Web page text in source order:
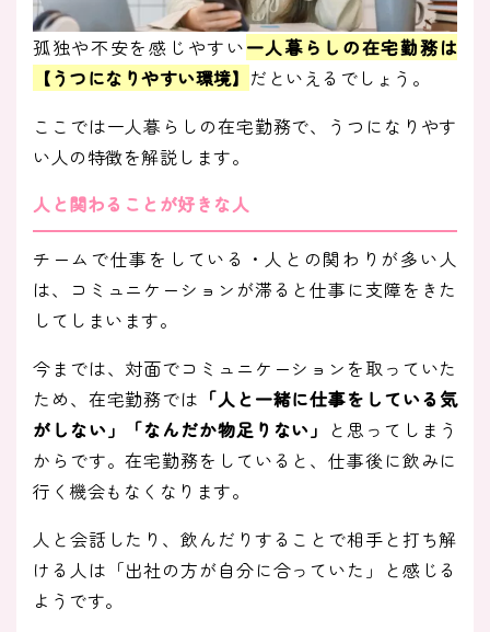
孤独や不安を感じやすい一人暮らしの在宅勤務は
【うつになりやすい環境】 だといえるでしょう。
ここでは一人暮らしの在宅勤務で、うつになりやす
い人の特徴を解説します。
人と関わることが好きな人
チームで仕事をしている・人との関わりが多い人
は、コミュニケーションが滞ると仕事に支障をきた
してしまいます。
今までは、対面でコミュニケーションを取っていた
ため、在宅勤務では 「人と一緒に仕事をしている気
がしない」「なんだか物足りない」 と思ってしまう
からです。在宅勤務をしていると、仕事後に飲みに
行く機会もなくなります。
人と会話したり、飲んだりすることで相手と打ち解
ける人は「出社の方が自分に合っていた」と感じる
ようです。